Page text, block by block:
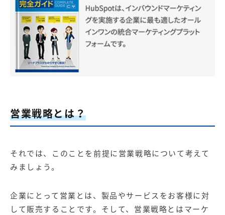
営業戦略とは？
それでは、このことを前提に営業戦略について考えて
みましょう。
企業にとって営業とは、製品やサービスをお客様に対
して販売することです。そして、営業戦略とはマーケ